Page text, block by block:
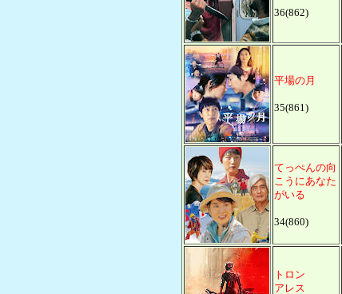
36(862)
平場の月
35(861)
てっぺんの向
こうにあなた
がいる
34(860)
トロン
アレス